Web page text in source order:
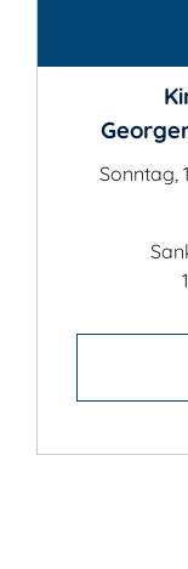
Sonntag,